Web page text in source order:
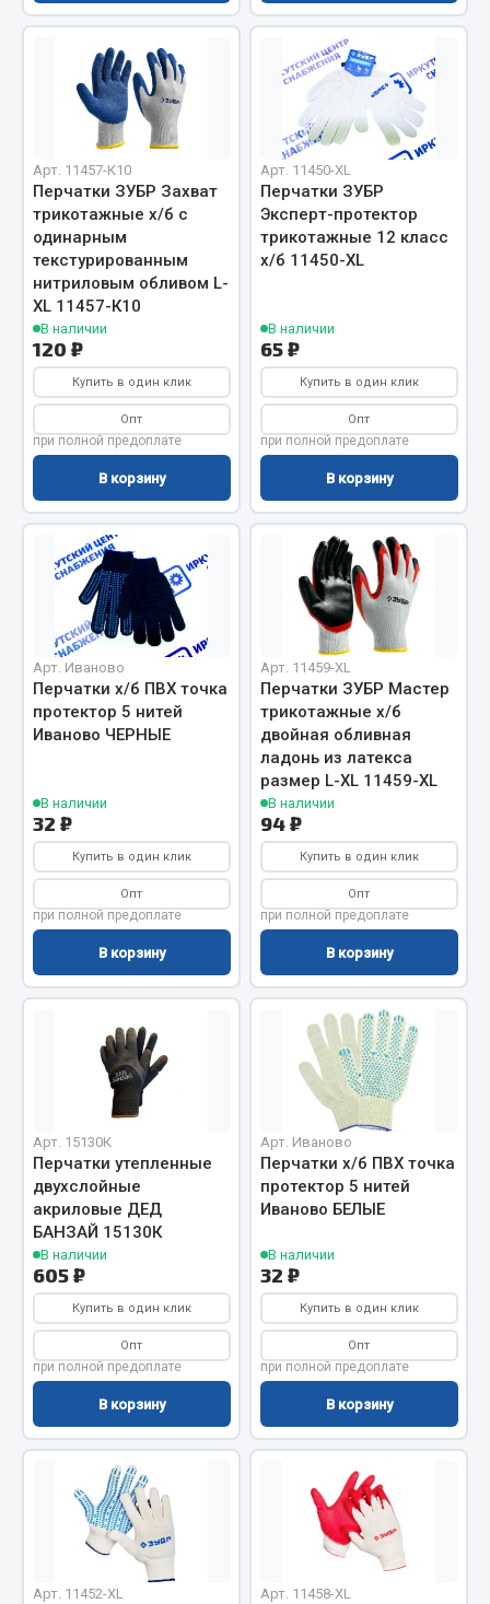
Весь раздел
Цепи подъёмные
Весь раздел
РТИ
Кольца уплотнительные
Лента конвейерная
Манжеты
Паронит
Патрубки
Рукава высокого давления
Показать ещё
Весь раздел
Автомобильная электрика
Автолампы
Блоки реле и предохранителей
Вилки нагрузочные
Выключатели и переключатели клавишные
Выключатель массы
Изолента
Весь раздел
Амортизаторы для полуприцепов
Весь раздел
Запчасти КамАЗ
Двигатель
Система питания
Система выпуска газа
Система охлаждения
Коробка передач
Коробка передач ZF
Показать ещё
Весь раздел
Запчасти МАЗ
Арт. 11457-К10
Перчатки ЗУБР Захват
трикотажные х/б с
одинарным
текстурированным
нитриловым обливом L-
XL 11457-К10
В наличии
120 ₽
Купить в один клик
Опт
при полной предоплате
В корзину
Арт. 11450-XL
Перчатки ЗУБР
Эксперт-протектор
трикотажные 12 класс
х/б 11450-XL
В наличии
65 ₽
Купить в один клик
Опт
при полной предоплате
В корзину
Арт. Иваново
Перчатки х/б ПВХ точка
протектор 5 нитей
Иваново ЧЕРНЫЕ
В наличии
32 ₽
Купить в один клик
Опт
при полной предоплате
В корзину
Арт. 11459-XL
Перчатки ЗУБР Мастер
трикотажные х/б
двойная обливная
ладонь из латекса
размер L-XL 11459-XL
В наличии
94 ₽
Купить в один клик
Опт
при полной предоплате
В корзину
Арт. 15130К
Перчатки утепленные
двухслойные
акриловые ДЕД
БАНЗАЙ 15130К
В наличии
605 ₽
Купить в один клик
Опт
при полной предоплате
В корзину
Арт. Иваново
Перчатки х/б ПВХ точка
протектор 5 нитей
Иваново БЕЛЫЕ
В наличии
32 ₽
Купить в один клик
Опт
при полной предоплате
В корзину
Арт. 11452-XL Арт. 11458-XL